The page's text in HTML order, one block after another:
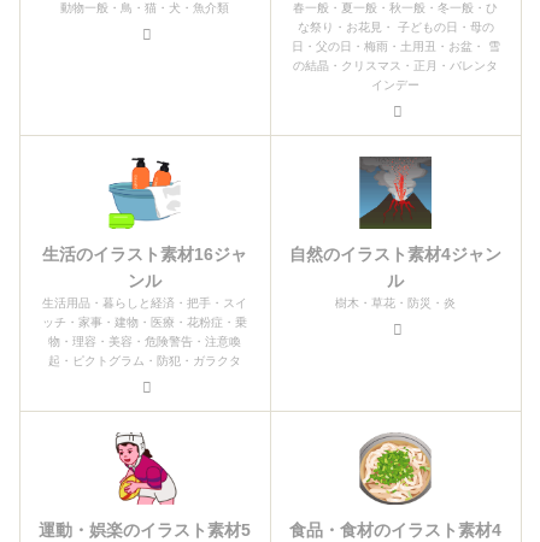
動物一般・鳥・猫・犬・魚介類
春一般・夏一般・秋一般・冬一般・ひ
な祭り・お花見・ 子どもの日・母の
日・父の日・梅雨・土用丑・お盆・ 雪
の結晶・クリスマス・正月・バレンタ
インデー
生活のイラスト素材16ジャ
ンル
生活用品・暮らしと経済・把手・スイ
ッチ・家事・建物・医療・花粉症・乗
物・理容・美容・危険警告・注意喚
起・ピクトグラム・防犯・ガラクタ
自然のイラスト素材4ジャン
ル
樹木・草花・防災・炎
運動・娯楽のイラスト素材5
食品・食材のイラスト素材4